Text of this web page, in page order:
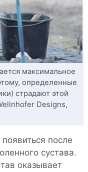
максимальное
определенные
страдают этой
Designs,
после
сустава.
оказывает